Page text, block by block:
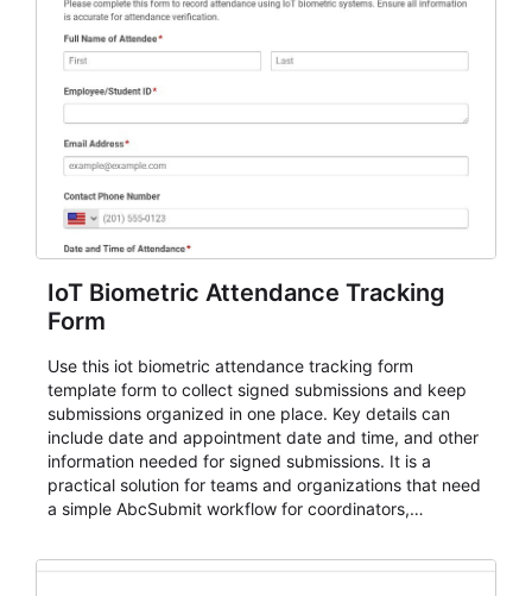
IoT Biometric Attendance Tracking
Form
Use this iot biometric attendance tracking form
template form to collect signed submissions and keep
submissions organized in one place. Key details can
include date and appointment date and time, and other
information needed for signed submissions. It is a
practical solution for teams and organizations that need
a simple AbcSubmit workflow for coordinators,